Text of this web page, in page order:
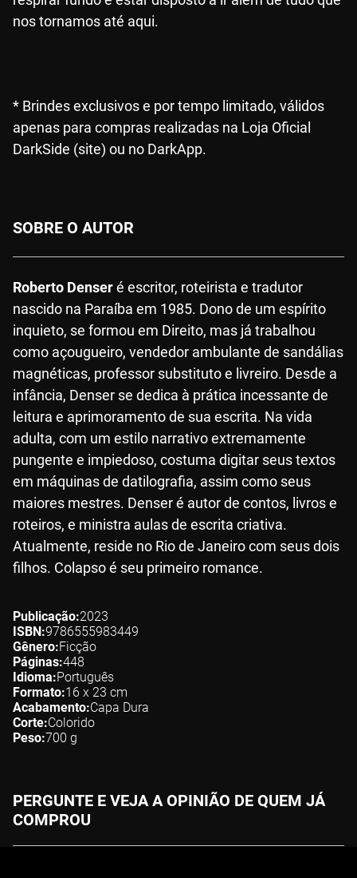
nos tornamos até aqui.
* Brindes exclusivos e por tempo limitado, válidos
apenas para compras realizadas na Loja Oficial
DarkSide (site) ou no DarkApp.
SOBRE O AUTOR
Roberto Denseré escritor, roteirista e tradutor
nascido na Paraíba em 1985. Dono de um espírito
inquieto, se formou em Direito, mas já trabalhou
como açougueiro, vendedor ambulante de sandálias
magnéticas, professor substituto e livreiro. Desde a
infância, Denser se dedica à prática incessante de
leitura e aprimoramento de sua escrita. Na vida
adulta, com um estilo narrativo extremamente
pungente e impiedoso, costuma digitar seus textos
em máquinas de datilografia, assim como seus
maiores mestres. Denser é autor de contos, livros e
roteiros, e ministra aulas de escrita criativa.
Atualmente, reside no Rio de Janeiro com seus dois
filhos. Colapso é seu primeiro romance.
Publicação 2023
ISBN 9786555983449
Gênero Ficção
Páginas 448
Idioma Português
Formato 16 x 23 cm
Acabamento Capa Dura
Corte Colorido
Peso 700 g
PERGUNTE E VEJA A OPINIÃO DE QUEM JÁ
COMPROU